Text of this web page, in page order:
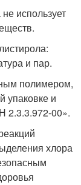
использует
и пар.
полимером,
упаковке и
2.3.3.972-00».
хлора